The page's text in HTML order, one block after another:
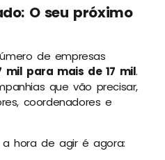
O seu próximo
de empresas
mil para mais de 17 mil.
que vão precisar,
coordenadores e
hora de agir é agora: